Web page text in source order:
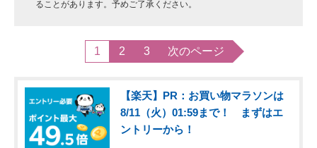
ることがあります。予めご了承ください。
1 2 3 次のページ
【楽天】PR：お買い物マラソンは
8/11（火）01:59まで！ まずはエ
ントリーから！